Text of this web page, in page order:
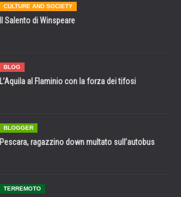
CULTURE AND SOCIETY
Il Salento di Winspeare
BLOG
L’Aquila al Flaminio con la forza dei tifosi
BLOGGER
Pescara, ragazzino down multato sull’autobus
TERREMOTO